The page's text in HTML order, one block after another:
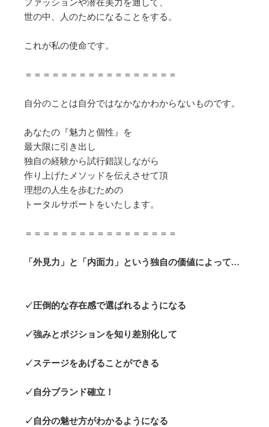
世の中、人のためになることをする。
これが私の使命です。
＝＝＝＝＝＝＝＝＝＝＝＝＝＝＝＝＝
自分のことは自分ではなかなかわからないものです。
あなたの『魅力と個性』を
最大限に引き出し
独自の経験から試行錯誤しながら
作り上げたメソッドを伝えさせて頂
理想の人生を歩むための
トータルサポートをいたします。
＝＝＝＝＝＝＝＝＝＝＝＝＝＝＝＝＝
「外見力」と「内面力」という独自の価値によって…
✓圧倒的な存在感で選ばれるようになる
✓強みとポジションを知り差別化して
✓ステージをあげることができる
✓自分ブランド確立！
✓自分の魅せ方がわかるようになる